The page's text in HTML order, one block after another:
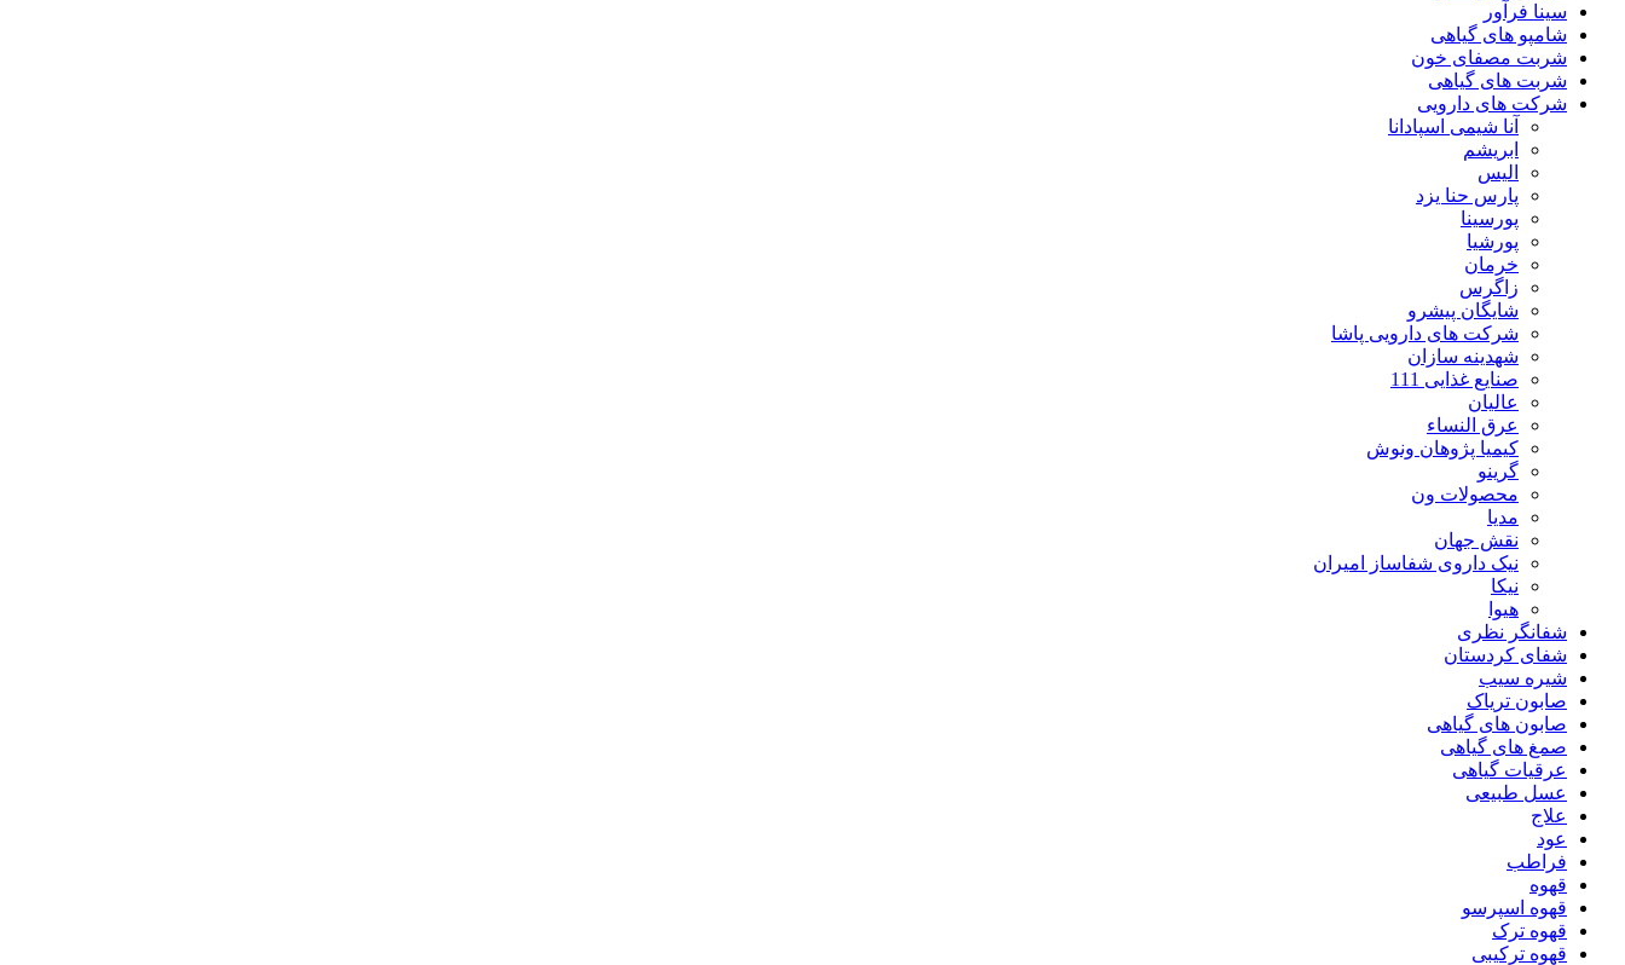
سینا فرآور
شامپو های گیاهی
شربت مصفای خون
شربت های گیاهی
شرکت های دارویی
آنا شیمی اسپادانا
ابریشم
الیس
پارس حنا یزد
پورسینا
پورشیا
خرمان
زاگرس
شایگان پیشرو
شرکت های دارویی پاشا
شهدینه سازان
صنایع غذایی 111
عالیان
عرق النساء
کیمیا پژوهان ونوش
گرینو
محصولات ون
مدیا
نقش جهان
نیک داروی شفاساز امیران
نیکا
هیوا
شفانگر نظری
شفای کردستان
شیره سیب
صابون تریاک
صابون های گیاهی
صمغ های گیاهی
عرقیات گیاهی
عسل طبیعی
علاج
عود
فراطب
قهوه
قهوه اسپرسو
قهوه ترک
قهوه ترکیبی